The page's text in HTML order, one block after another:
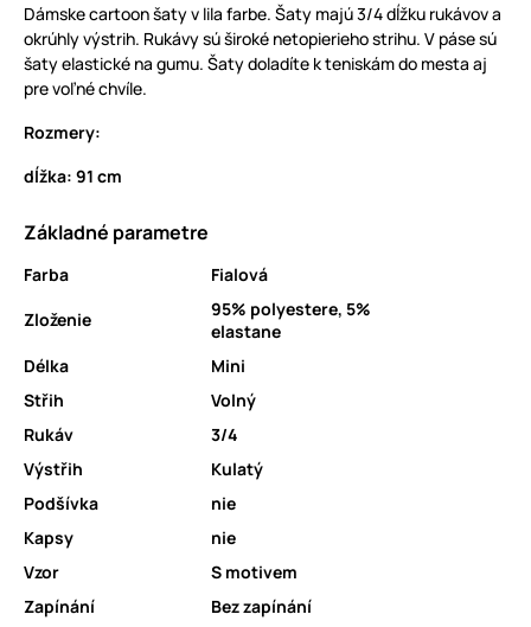
Dámske cartoon šaty v lila farbe. Šaty majú 3/4 dĺžku rukávov a
okrúhly výstrih. Rukávy sú široké netopierieho strihu. V páse sú
šaty elastické na gumu. Šaty doladíte k teniskám do mesta aj
pre voľné chvíle.
Rozmery:
dĺžka: 91 cm
Základné parametre
Farba
Fialová
Zloženie
95% polyestere, 5%
elastane
Délka
Mini
Střih
Volný
Rukáv
3/4
Výstřih
Kulatý
Podšívka
nie
Kapsy
nie
Vzor
S motivem
Zapínání
Bez zapínání